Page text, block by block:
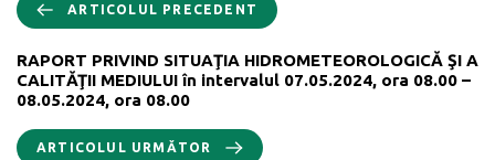
ARTICOLUL PRECEDENT
RAPORT PRIVIND SITUAŢIA HIDROMETEOROLOGICĂ ŞI A
CALITĂŢII MEDIULUI în intervalul 07.05.2024, ora 08.00 –
08.05.2024, ora 08.00
ARTICOLUL URMĂTOR